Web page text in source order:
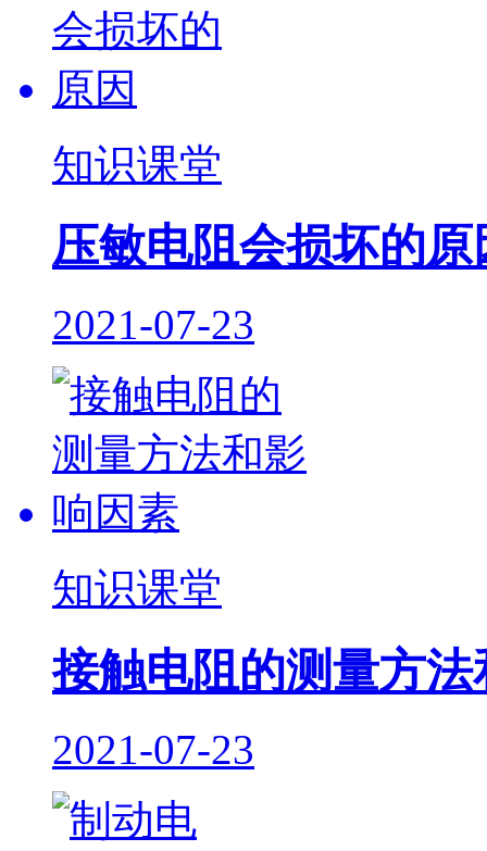
知识课堂
压敏电阻会损坏的原
2021-07-23
知识课堂
接触电阻的测量方
2021-07-23